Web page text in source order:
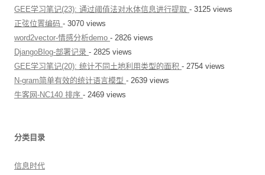
GEE学习笔记(23): 通过阈值法对水体信息进行提取 - 3125 views
正弦位置编码 - 3070 views
word2vector-情感分析demo - 2826 views
DjangoBlog-部署记录 - 2825 views
GEE学习笔记(20): 统计不同土地利用类型的面积 - 2754 views
N-gram简单有效的统计语言模型 - 2639 views
牛客网-NC140 排序 - 2469 views
分类目录
信息时代